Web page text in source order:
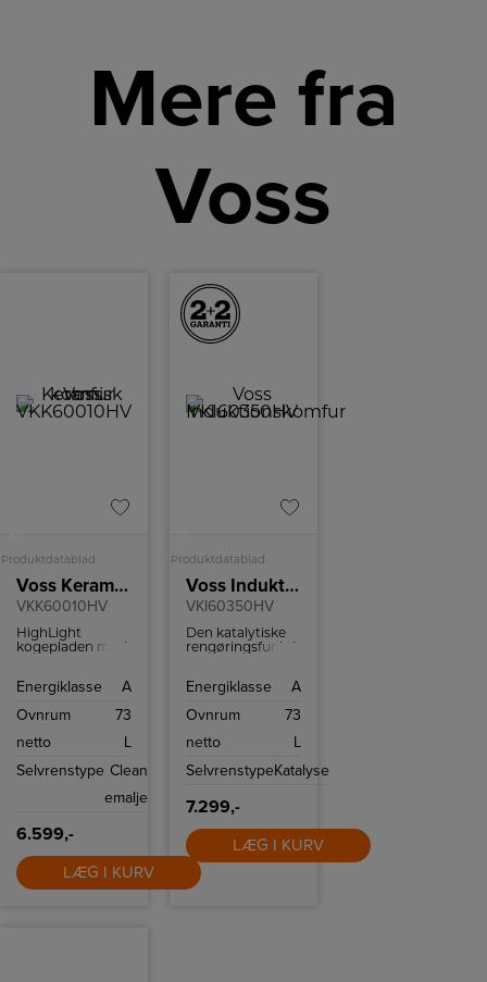
Mere fra
Voss
Produktdatablad
Voss Keramisk komfur
VKK60010HV
HighLight
kogepladen med
og jævnt og er
Energiklasse
A
Ovnrum
netto
73
L
Selvrenstype Clean
emalje
6.599,-
LÆG I KURV
Produktdatablad
Voss Induktionskomfur
VKI60350HV
Den katalytiske
rengøringsfunktion
sig op i ovnen.
selvrensende
aktiveres
250°C og fjerner
ikke nødvendigt
at skrubbe.
Energiklasse
A
Ovnrum
netto
73
L
SelvrenstypeKatalyse
7.299,-
LÆG I KURV